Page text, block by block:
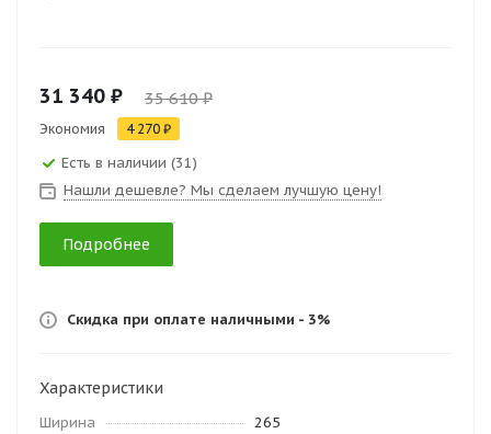
31 340 ₽ 35 610 ₽
Экономия 4 270 ₽
Есть в наличии (31)
Нашли дешевле? Мы сделаем лучшую цену!
Подробнее
Скидка при оплате наличными - 3%
Характеристики
Ширина
265